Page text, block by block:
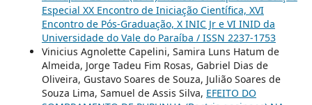
Especial XX Encontro de Iniciação Científica, XVI
Encontro de Pós-Graduação, X INIC Jr e VI INID da
Universidade do Vale do Paraíba / ISSN 2237-1753
Vinicius Agnolette Capelini, Samira Luns Hatum de
Almeida, Jorge Tadeu Fim Rosas, Gabriel Dias de
Oliveira, Gustavo Soares de Souza, Julião Soares de
Souza Lima, Samuel de Assis Silva, EFEITO DO